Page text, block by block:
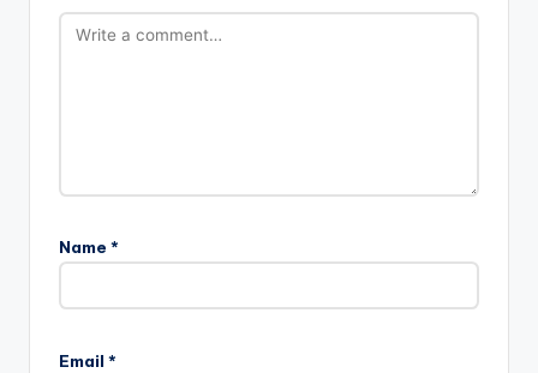
Name *
Email *